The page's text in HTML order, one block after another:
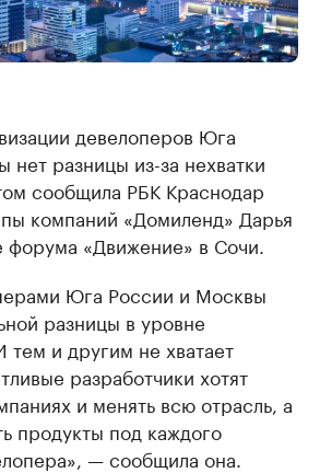
девелоперов Юга
разницы из-за нехватки
сообщила РБК Краснодар
компаний «Домиленд» Дарья
форума «Движение» в Сочи.
Юга России и Москвы
разницы в уровне
тем и другим не хватает
разработчики хотят
и менять всю отрасль, а
продукты под каждого
— сообщила она.